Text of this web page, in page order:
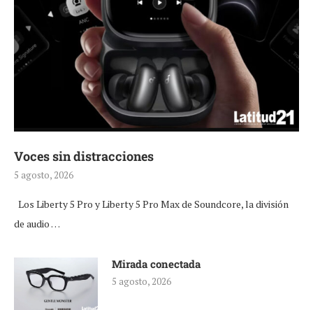
Voces sin distracciones
5 agosto, 2026
Los Liberty 5 Pro y Liberty 5 Pro Max de Soundcore, la división
de audio …
Mirada conectada
5 agosto, 2026